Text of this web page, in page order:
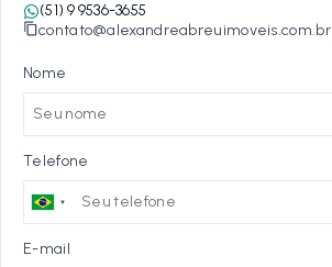
(51) 9 9536-3655
contato@alexandreabreuimoveis.com.br
Nome
Telefone
E-mail